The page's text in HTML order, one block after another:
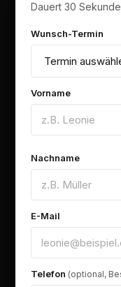
Dauert 30
Wunsch-Termin
Vorname
Nachname
E-Mail
Telefon (optional,